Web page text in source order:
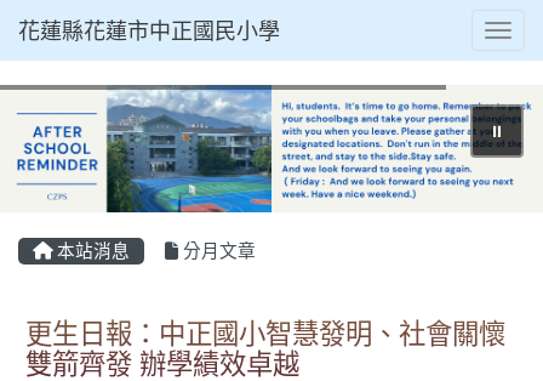
花蓮縣花蓮市中正國民小學
⏸
本站消息 分月文章
更生日報：中正國小智慧發明、社會關懷
雙箭齊發 辦學績效卓越